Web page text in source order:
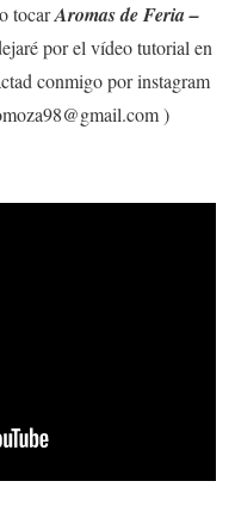
tocarAromas de Feria –
por el vídeo tutorial en
conmigo por instagram
)